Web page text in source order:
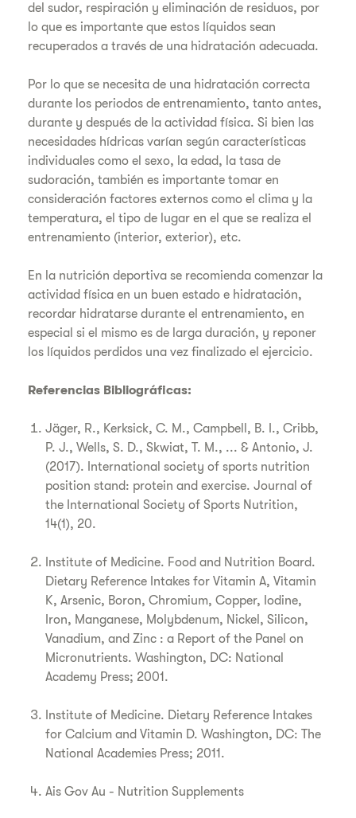
del sudor, respiración y eliminación de residuos, por
lo que es importante que estos líquidos sean
recuperados a través de una hidratación adecuada.
Por lo que se necesita de una hidratación correcta
durante los periodos de entrenamiento, tanto antes,
durante y después de la actividad física. Si bien las
necesidades hídricas varían según características
individuales como el sexo, la edad, la tasa de
sudoración, también es importante tomar en
consideración factores externos como el clima y la
temperatura, el tipo de lugar en el que se realiza el
entrenamiento (interior, exterior), etc.
En la nutrición deportiva se recomienda comenzar la
actividad física en un buen estado e hidratación,
recordar hidratarse durante el entrenamiento, en
especial si el mismo es de larga duración, y reponer
los líquidos perdidos una vez finalizado el ejercicio.
Referencias Bibliográficas:
Jäger, R., Kerksick, C. M., Campbell, B. I., Cribb,
P. J., Wells, S. D., Skwiat, T. M., ... & Antonio, J.
(2017). International society of sports nutrition
position stand: protein and exercise. Journal of
the International Society of Sports Nutrition,
14(1), 20.
Institute of Medicine. Food and Nutrition Board.
Dietary Reference Intakes for Vitamin A, Vitamin
K, Arsenic, Boron, Chromium, Copper, Iodine,
Iron, Manganese, Molybdenum, Nickel, Silicon,
Vanadium, and Zinc : a Report of the Panel on
Micronutrients. Washington, DC: National
Academy Press; 2001.
Institute of Medicine. Dietary Reference Intakes
for Calcium and Vitamin D. Washington, DC: The
National Academies Press; 2011.
Ais Gov Au - Nutrition Supplements